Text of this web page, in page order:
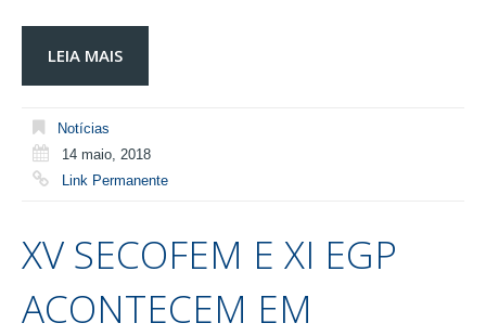
LEIA MAIS
Notícias
14 maio, 2018
Link Permanente
XV SECOFEM E XI EGP
ACONTECEM EM